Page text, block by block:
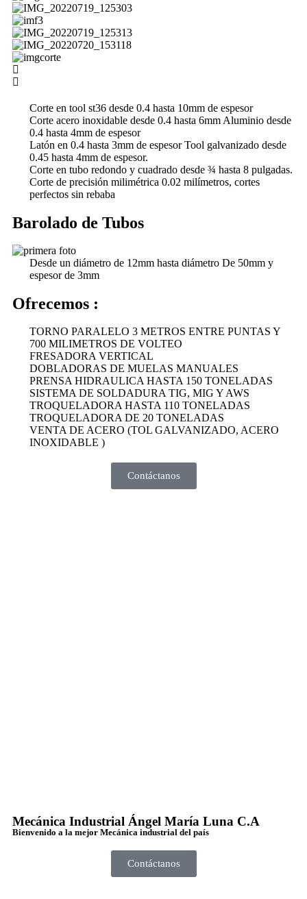
Corte en tool st36 desde 0.4 hasta 10mm de espesor
Corte acero inoxidable desde 0.4 hasta 6mm Aluminio desde
0.4 hasta 4mm de espesor
Latón en 0.4 hasta 3mm de espesor Tool galvanizado desde
0.45 hasta 4mm de espesor.
Corte en tubo redondo y cuadrado desde ¾ hasta 8 pulgadas.
Corte de precisión milimétrica 0.02 milímetros, cortes
perfectos sin rebaba
Barolado de Tubos
Desde un diámetro de 12mm hasta diámetro De 50mm y
espesor de 3mm
Ofrecemos :
TORNO PARALELO 3 METROS ENTRE PUNTAS Y
700 MILIMETROS DE VOLTEO
FRESADORA VERTICAL
DOBLADORAS DE MUELAS MANUALES
PRENSA HIDRAULICA HASTA 150 TONELADAS
SISTEMA DE SOLDADURA TIG, MIG Y AWS
TROQUELADORA HASTA 110 TONELADAS
TROQUELADORA DE 20 TONELADAS
VENTA DE ACERO (TOL GALVANIZADO, ACERO
INOXIDABLE )
Contáctanos
Mecánica Industrial Ángel María Luna C.A
Bienvenido a la mejor Mecánica industrial del país
Contáctanos